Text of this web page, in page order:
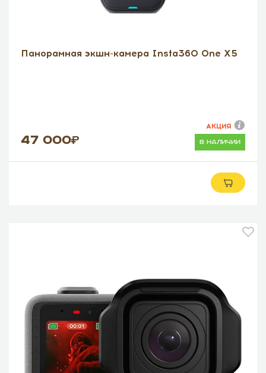
Панорамная экшн-камера Insta360 One X5
47 000 в наличии
АКЦИЯ